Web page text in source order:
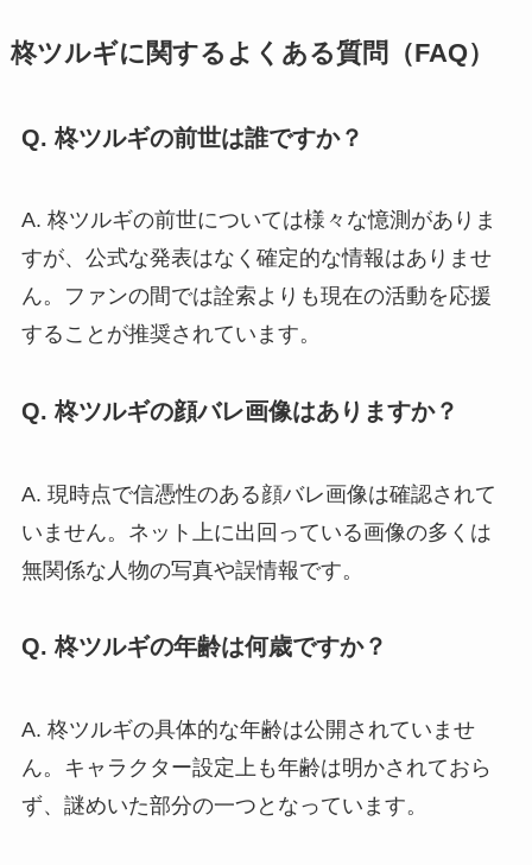
柊ツルギに関するよくある質問（FAQ）
Q. 柊ツルギの前世は誰ですか？
A. 柊ツルギの前世については様々な憶測がありま
すが、公式な発表はなく確定的な情報はありませ
ん。ファンの間では詮索よりも現在の活動を応援
することが推奨されています。
Q. 柊ツルギの顔バレ画像はありますか？
A. 現時点で信憑性のある顔バレ画像は確認されて
いません。ネット上に出回っている画像の多くは
無関係な人物の写真や誤情報です。
Q. 柊ツルギの年齢は何歳ですか？
A. 柊ツルギの具体的な年齢は公開されていませ
ん。キャラクター設定上も年齢は明かされておら
ず、謎めいた部分の一つとなっています。